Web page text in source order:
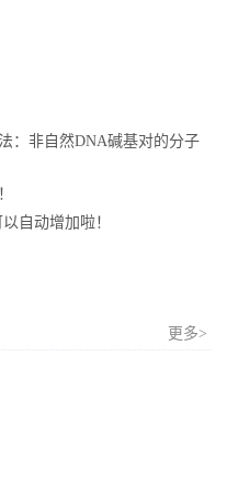
：非自然DNA碱基对的分子
自动增加啦！
更多>